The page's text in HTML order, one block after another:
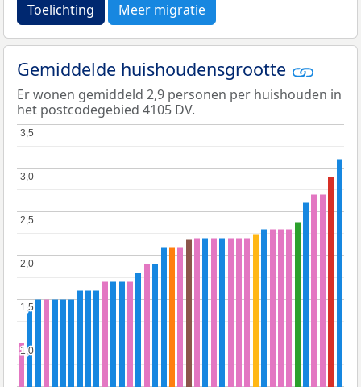
Toelichting Meer migratie
Gemiddelde huishoudensgrootte
Er wonen gemiddeld 2,9 personen per huishouden in
het postcodegebied 4105 DV.
1,0
1,0
1,5
1,5
2,0
2,0
2,5
2,5
3,0
3,0
3,5
3,5